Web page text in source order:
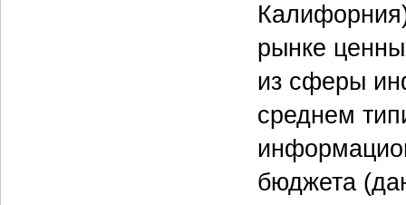
рынке
из сферы
среднем
бюджета